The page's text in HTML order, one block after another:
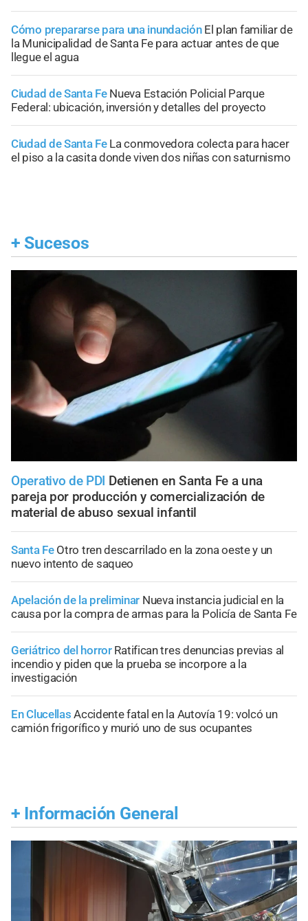
Cómo prepararse para una inundación El plan familiar de
la Municipalidad de Santa Fe para actuar antes de que
llegue el agua
Ciudad de Santa Fe Nueva Estación Policial Parque
Federal: ubicación, inversión y detalles del proyecto
Ciudad de Santa Fe La conmovedora colecta para hacer
el piso a la casita donde viven dos niñas con saturnismo
+ Sucesos
Operativo de PDI Detienen en Santa Fe a una
pareja por producción y comercialización de
material de abuso sexual infantil
Santa Fe Otro tren descarrilado en la zona oeste y un
nuevo intento de saqueo
Apelación de la preliminar Nueva instancia judicial en la
causa por la compra de armas para la Policía de Santa Fe
Geriátrico del horror Ratifican tres denuncias previas al
incendio y piden que la prueba se incorpore a la
investigación
En Clucellas Accidente fatal en la Autovía 19: volcó un
camión frigorífico y murió uno de sus ocupantes
+ Información General